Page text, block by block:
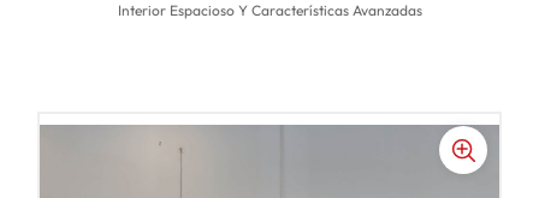
Interior Espacioso Y Características Avanzadas